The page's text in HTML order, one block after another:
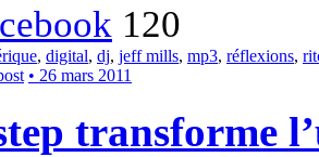
120
, digital, dj, jeff mills, mp3, réflexions,
• 26 mars 2011
transforme